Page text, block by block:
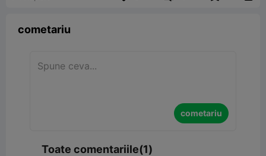
cometariu
cometariu
Toate comentariile(1)